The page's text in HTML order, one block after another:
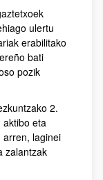
ulertu
erabilitako
bati
pozik
2.
aktibo eta
arren, laginei
zalantzak